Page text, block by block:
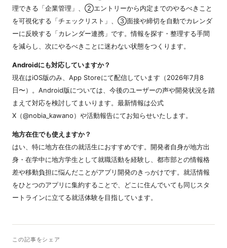
理できる「企業管理」、②エントリーから内定までのやるべきこと
を可視化する「チェックリスト」、③面接や締切を自動でカレンダ
ーに反映する「カレンダー連携」です。情報を探す・整理する手間
を減らし、次にやるべきことに迷わない状態をつくります。
Androidにも対応していますか？
現在はiOS版のみ、App Storeにて配信しています（2026年7月8
日〜）。Android版については、今後のユーザーの声や開発状況を踏
まえて対応を検討してまいります。最新情報は公式
X（@nobia_kawano）や活動報告にてお知らせいたします。
地方在住でも使えますか？
はい、特に地方在住の就活生におすすめです。開発者自身が地方出
身・在学中に地方学生として就職活動を経験し、都市部との情報格
差や移動負担に悩んだことがアプリ開発のきっかけです。就活情報
をひとつのアプリに集約することで、どこに住んでいても同じスタ
ートラインに立てる就活体験を目指しています。
この記事をシェア